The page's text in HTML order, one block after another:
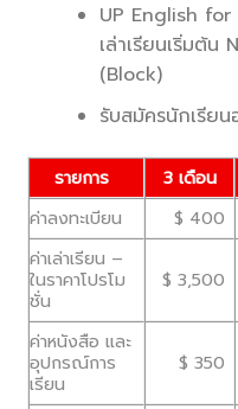
UP English for
เล่าเรียนเริ่มต้
(Block)
รับสมัครนักเรีย
รายการ 3 เดือน
ค่าลงทะเบียน
$ 400
ค่าเล่าเรียน –
ในราคาโปรโม
ชั่น
$ 3,500
ค่าหนังสือ และ
อุปกรณ์การ
เรียน
$ 350